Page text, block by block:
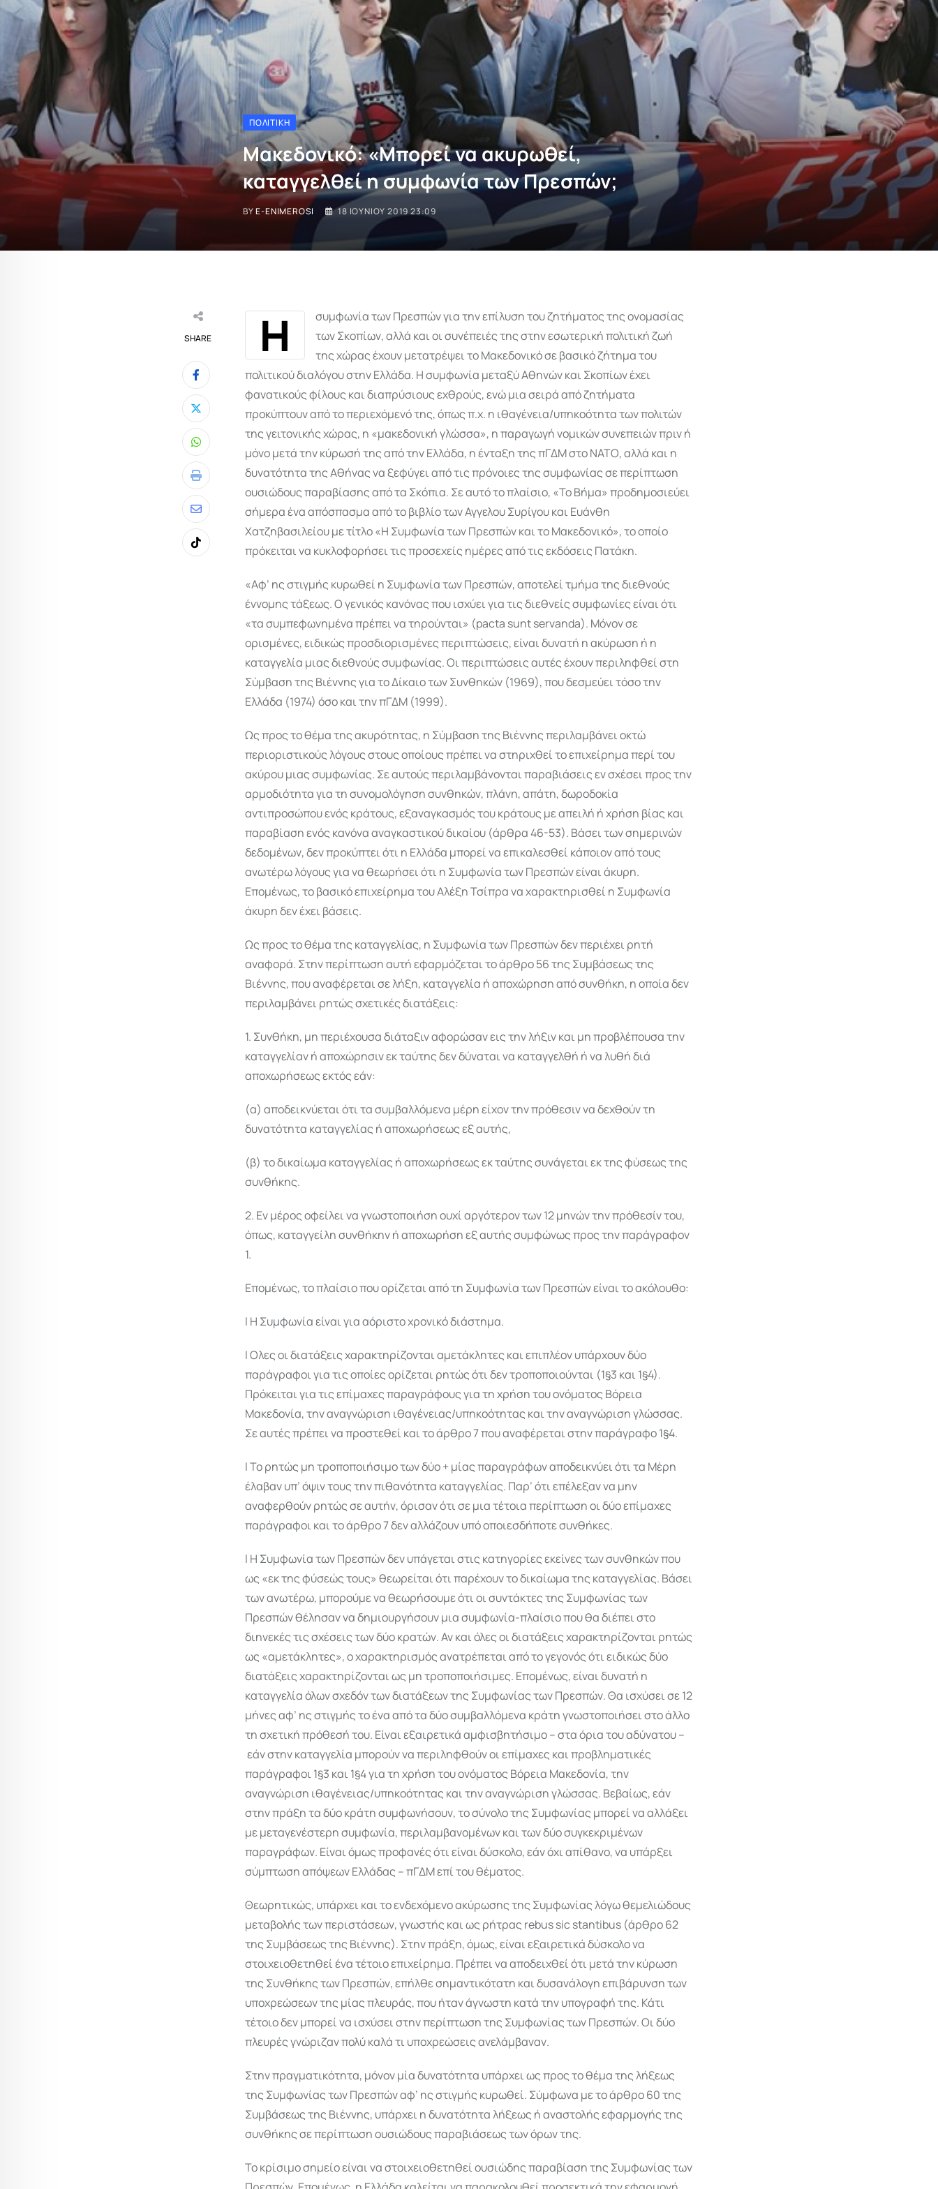
ΠΟΛΙΤΙΚΉ
Μακεδονικό: «Μπορεί να ακυρωθεί,
καταγγελθεί η συμφωνία των Πρεσπών;
BYE-ENIMEROSI 18 ΙΟΥΝΊΟΥ 2019 23:09
SHARE
Whatsapp
Print
Share
via
Email
Tiktok
Η
συμφωνία των Πρεσπών για την επίλυση του ζητήματος της ονομασίας
των Σκοπίων, αλλά και οι συνέπειές της στην εσωτερική πολιτική ζωή
της χώρας έχουν μετατρέψει το Μακεδονικό σε βασικό ζήτημα του
πολιτικού διαλόγου στην Ελλάδα. Η συμφωνία μεταξύ Αθηνών και Σκοπίων έχει
φανατικούς φίλους και διαπρύσιους εχθρούς, ενώ μια σειρά από ζητήματα
προκύπτουν από το περιεχόμενό της, όπως π.χ. η ιθαγένεια/υπηκοότητα των πολιτών
της γειτονικής χώρας, η «μακεδονική γλώσσα», η παραγωγή νομικών συνεπειών πριν ή
μόνο μετά την κύρωσή της από την Ελλάδα, η ένταξη της πΓΔΜ στο ΝΑΤΟ, αλλά και η
δυνατότητα της Αθήνας να ξεφύγει από τις πρόνοιες της συμφωνίας σε περίπτωση
ουσιώδους παραβίασης από τα Σκόπια. Σε αυτό το πλαίσιο, «Το Βήμα» προδημοσιεύει
σήμερα ένα απόσπασμα από το βιβλίο των Αγγελου Συρίγου και Ευάνθη
Χατζηβασιλείου με τίτλο «Η Συμφωνία των Πρεσπών και το Μακεδονικό», το οποίο
πρόκειται να κυκλοφορήσει τις προσεχείς ημέρες από τις εκδόσεις Πατάκη.
«Αφ’ ης στιγμής κυρωθεί η Συμφωνία των Πρεσπών, αποτελεί τμήμα της διεθνούς
έννομης τάξεως. Ο γενικός κανόνας που ισχύει για τις διεθνείς συμφωνίες είναι ότι
«τα συμπεφωνημένα πρέπει να τηρούνται» (pacta sunt servanda). Μόνον σε
ορισμένες, ειδικώς προσδιορισμένες περιπτώσεις, είναι δυνατή η ακύρωση ή η
καταγγελία μιας διεθνούς συμφωνίας. Οι περιπτώσεις αυτές έχουν περιληφθεί στη
Σύμβαση της Βιέννης για το Δίκαιο των Συνθηκών (1969), που δεσμεύει τόσο την
Ελλάδα (1974) όσο και την πΓΔΜ (1999).
Ως προς το θέμα της ακυρότητας, η Σύμβαση της Βιέννης περιλαμβάνει οκτώ
περιοριστικούς λόγους στους οποίους πρέπει να στηριχθεί το επιχείρημα περί του
ακύρου μιας συμφωνίας. Σε αυτούς περιλαμβάνονται παραβιάσεις εν σχέσει προς την
αρμοδιότητα για τη συνομολόγηση συνθηκών, πλάνη, απάτη, δωροδοκία
αντιπροσώπου ενός κράτους, εξαναγκασμός του κράτους με απειλή ή χρήση βίας και
παραβίαση ενός κανόνα αναγκαστικού δικαίου (άρθρα 46-53). Βάσει των σημερινών
δεδομένων, δεν προκύπτει ότι η Ελλάδα μπορεί να επικαλεσθεί κάποιον από τους
ανωτέρω λόγους για να θεωρήσει ότι η Συμφωνία των Πρεσπών είναι άκυρη.
Επομένως, το βασικό επιχείρημα του Αλέξη Τσίπρα να χαρακτηρισθεί η Συμφωνία
άκυρη δεν έχει βάσεις.
Ως προς το θέμα της καταγγελίας, η Συμφωνία των Πρεσπών δεν περιέχει ρητή
αναφορά. Στην περίπτωση αυτή εφαρμόζεται το άρθρο 56 της Συμβάσεως της
Βιέννης, που αναφέρεται σε λήξη, καταγγελία ή αποχώρηση από συνθήκη, η οποία δεν
περιλαμβάνει ρητώς σχετικές διατάξεις:
1. Συνθήκη, μη περιέχουσα διάταξιν αφορώσαν εις την λήξιν και μη προβλέπουσα την
καταγγελίαν ή αποχώρησιν εκ ταύτης δεν δύναται να καταγγελθή ή να λυθή διά
αποχωρήσεως εκτός εάν:
(α) αποδεικνύεται ότι τα συμβαλλόμενα μέρη είχον την πρόθεσιν να δεχθούν τη
δυνατότητα καταγγελίας ή αποχωρήσεως εξ αυτής,
(β) το δικαίωμα καταγγελίας ή αποχωρήσεως εκ ταύτης συνάγεται εκ της φύσεως της
συνθήκης.
2. Εν μέρος οφείλει να γνωστοποιήση ουχί αργότερον των 12 μηνών την πρόθεσίν του,
όπως, καταγγείλη συνθήκην ή αποχωρήση εξ αυτής συμφώνως προς την παράγραφον
1.
Επομένως, το πλαίσιο που ορίζεται από τη Συμφωνία των Πρεσπών είναι το ακόλουθο:
l Η Συμφωνία είναι για αόριστο χρονικό διάστημα.
l Ολες οι διατάξεις χαρακτηρίζονται αμετάκλητες και επιπλέον υπάρχουν δύο
παράγραφοι για τις οποίες ορίζεται ρητώς ότι δεν τροποποιούνται (1§3 και 1§4).
Πρόκειται για τις επίμαχες παραγράφους για τη χρήση του ονόματος Βόρεια
Μακεδονία, την αναγνώριση ιθαγένειας/υπηκοότητας και την αναγνώριση γλώσσας.
Σε αυτές πρέπει να προστεθεί και το άρθρο 7 που αναφέρεται στην παράγραφο 1§4.
l Το ρητώς μη τροποποιήσιμο των δύο + μίας παραγράφων αποδεικνύει ότι τα Μέρη
έλαβαν υπ’ όψιν τους την πιθανότητα καταγγελίας. Παρ’ ότι επέλεξαν να μην
αναφερθούν ρητώς σε αυτήν, όρισαν ότι σε μια τέτοια περίπτωση οι δύο επίμαχες
παράγραφοι και το άρθρο 7 δεν αλλάζουν υπό οποιεσδήποτε συνθήκες.
l Η Συμφωνία των Πρεσπών δεν υπάγεται στις κατηγορίες εκείνες των συνθηκών που
ως «εκ της φύσεώς τους» θεωρείται ότι παρέχουν το δικαίωμα της καταγγελίας. Βάσει
των ανωτέρω, μπορούμε να θεωρήσουμε ότι οι συντάκτες της Συμφωνίας των
Πρεσπών θέλησαν να δημιουργήσουν μια συμφωνία-πλαίσιο που θα διέπει στο
διηνεκές τις σχέσεις των δύο κρατών. Αν και όλες οι διατάξεις χαρακτηρίζονται ρητώς
ως «αμετάκλητες», ο χαρακτηρισμός ανατρέπεται από το γεγονός ότι ειδικώς δύο
διατάξεις χαρακτηρίζονται ως μη τροποποιήσιμες. Επομένως, είναι δυνατή η
καταγγελία όλων σχεδόν των διατάξεων της Συμφωνίας των Πρεσπών. Θα ισχύσει σε 12
μήνες αφ’ ης στιγμής το ένα από τα δύο συμβαλλόμενα κράτη γνωστοποιήσει στο άλλο
τη σχετική πρόθεσή του. Είναι εξαιρετικά αμφισβητήσιμο – στα όρια του αδύνατου –
εάν στην καταγγελία μπορούν να περιληφθούν οι επίμαχες και προβληματικές
παράγραφοι 1§3 και 1§4 για τη χρήση του ονόματος Βόρεια Μακεδονία, την
αναγνώριση ιθαγένειας/υπηκοότητας και την αναγνώριση γλώσσας. Βεβαίως, εάν
στην πράξη τα δύο κράτη συμφωνήσουν, το σύνολο της Συμφωνίας μπορεί να αλλάξει
με μεταγενέστερη συμφωνία, περιλαμβανομένων και των δύο συγκεκριμένων
παραγράφων. Είναι όμως προφανές ότι είναι δύσκολο, εάν όχι απίθανο, να υπάρξει
σύμπτωση απόψεων Ελλάδας – πΓΔΜ επί του θέματος.
Θεωρητικώς, υπάρχει και το ενδεχόμενο ακύρωσης της Συμφωνίας λόγω θεμελιώδους
μεταβολής των περιστάσεων, γνωστής και ως ρήτρας rebus sic stantibus (άρθρο 62
της Συμβάσεως της Βιέννης). Στην πράξη, όμως, είναι εξαιρετικά δύσκολο να
στοιχειοθετηθεί ένα τέτοιο επιχείρημα. Πρέπει να αποδειχθεί ότι μετά την κύρωση
της Συνθήκης των Πρεσπών, επήλθε σημαντικότατη και δυσανάλογη επιβάρυνση των
υποχρεώσεων της μίας πλευράς, που ήταν άγνωστη κατά την υπογραφή της. Κάτι
τέτοιο δεν μπορεί να ισχύσει στην περίπτωση της Συμφωνίας των Πρεσπών. Οι δύο
πλευρές γνώριζαν πολύ καλά τι υποχρεώσεις ανελάμβαναν.
Στην πραγματικότητα, μόνον μία δυνατότητα υπάρχει ως προς το θέμα της λήξεως
της Συμφωνίας των Πρεσπών αφ’ ης στιγμής κυρωθεί. Σύμφωνα με το άρθρο 60 της
Συμβάσεως της Βιέννης, υπάρχει η δυνατότητα λήξεως ή αναστολής εφαρμογής της
συνθήκης σε περίπτωση ουσιώδους παραβιάσεως των όρων της.
Το κρίσιμο σημείο είναι να στοιχειοθετηθεί ουσιώδης παραβίαση της Συμφωνίας των